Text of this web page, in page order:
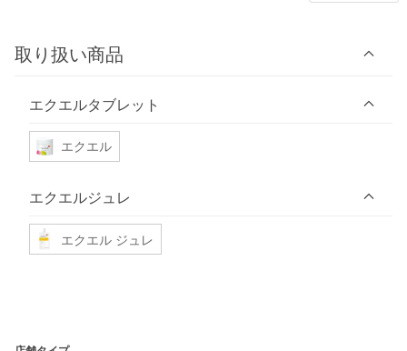
取り扱い商品
エクエルタブレット
エクエル
エクエルジュレ
エクエル ジュレ